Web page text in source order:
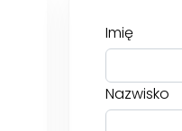
Imię
Nazwisko